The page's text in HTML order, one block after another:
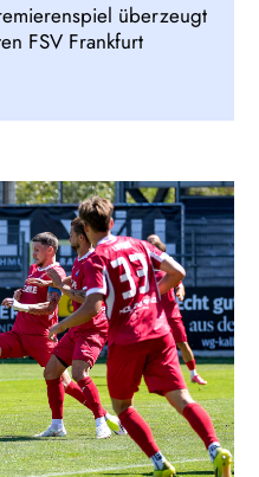
überzeugt
FSV Frankfurt